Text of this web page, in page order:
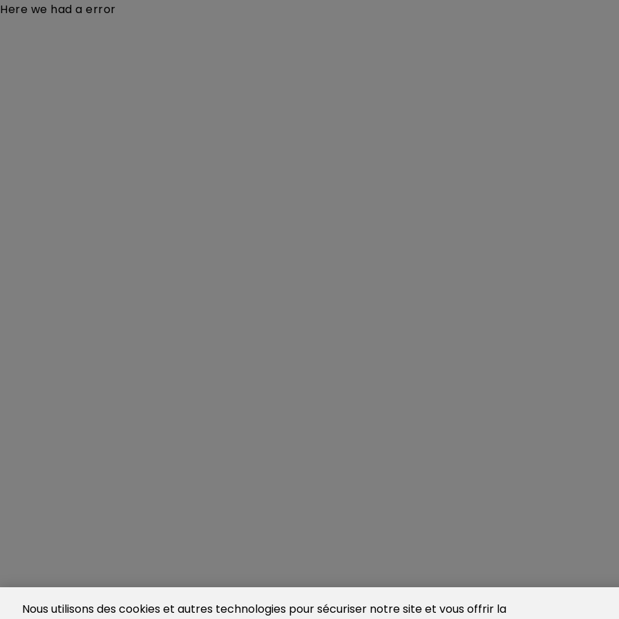
Here we had a error
Nous utilisons des cookies et autres technologies pour sécuriser notre site et vous offrir la